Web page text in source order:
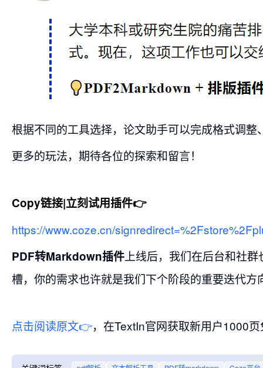
根据不同的工具选择，论文助手可以完成格式调
更多的玩法，期待各位的探索和留言！
Copy链接|立刻试用插件👉
https://www.coze.cn/
PDF转Markdown插件 上线后，我们在后台和社
槽，你的需求也许就是我们下个阶段的重要迭代方
点击阅读原文👉，在TextIn官网获取新用户1000